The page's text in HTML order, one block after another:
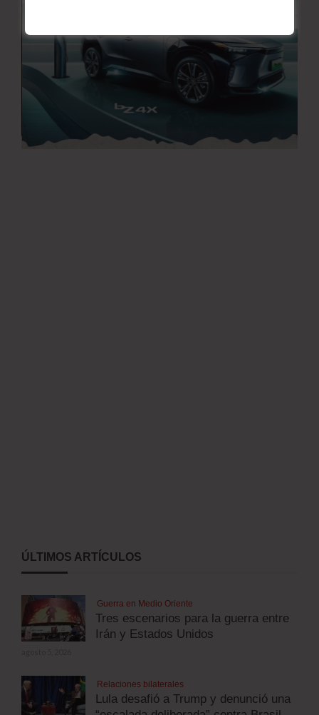
ÚLTIMOS ARTÍCULOS
Guerra en Medio Oriente
Tres escenarios para la guerra entre
Irán y Estados Unidos
Relaciones bilaterales
Lula desafió a Trump y denunció una